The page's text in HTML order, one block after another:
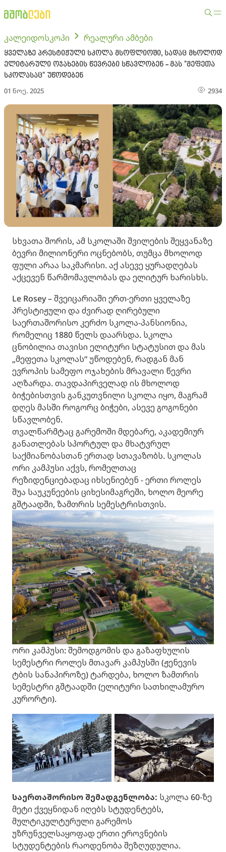
კალეიდოსკოპი რეალური ამბები
ყველაზე პრესტიჟული სკოლა მსოფლიოში, სადაც მხოლოდ
ელიტარული ოჯახების წევრები სწავლობენ - მას "მეფეთა
სკოლასაც" უწოდებენ
01 ნოე. 2025 2934
სხვათა შორის, ამ სკოლაში შვილების შეყვანაზე
ბევრი მილიონერი ოცნებობს, თუმცა მხოლოდ
ფული არაა საკმარისი. აქ ასევე ყურადღებას
აქცევენ წარმომავლობას და ელიტურ ხარისხს.
Le Rosey – შვეიცარიაში ერთ-ერთი ყველაზე
პრესტიჟული და ძვირად ღირებული
საერთაშორისო კერძო სკოლა-პანსიონია,
რომელიც 1880 წელს დაარსდა. სკოლა
ცნობილია თავისი ელიტური სტატუსით და მას
„მეფეთა სკოლას“ უწოდებენ, რადგან მან
ევროპის სამეფო ოჯახების მრავალი წევრი
აღზარდა. თავდაპირველად ის მხოლოდ
ბიჭებისთვის განკუთვნილი სკოლა იყო, მაგრამ
დღეს მასში როგორც ბიჭები, ასევე გოგონები
სწავლობენ.
თვალწარმტაც გარემოში მდებარე, აკადემიურ
განათლებას სპორტულ და მხატვრულ
საქმიანობასთან ერთად სთავაზობს. სკოლას
ორი კამპუსი აქვს, რომელთაც
რეზიდენციებადაც იხსენიებენ - ერთი როლეს
შუა საუკუნეების ციხესიმაგრეში, ხოლო მეორე
გშტაადში, ზამთრის სემესტრისთვის.
ორი კამპუსი: შემოდგომის და გაზაფხულის
სემესტრი როლეს მთავარ კამპუსში (ჟენევის
ტბის სანაპიროზე) ტარდება, ხოლო ზამთრის
სემესტრი გშტაადში (ელიტური სათხილამურო
კურორტი).
საერთაშორისო შემადგენლობა: სკოლა 60-ზე
მეტი ქვეყნიდან იღებს სტუდენტებს,
მულტიკულტურული გარემოს
უზრუნველსაყოფად ერთი ეროვნების
სტუდენტების რაოდენობა შეზღუდულია.